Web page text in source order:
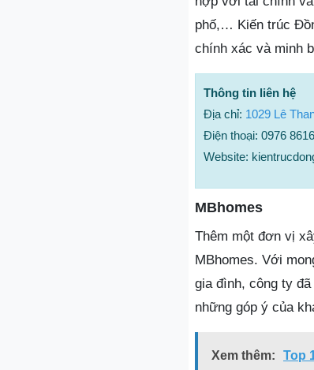
phố,… Kiến trúc
chính xác và minh
Thông tin liên hệ
Địa chỉ: 1029 Lê
Điện thoại: 0976
Website:
MBhomes
Thêm một đơn vị
MBhomes. Với
gia đình, công ty
những góp ý của
Xem thêm: Top